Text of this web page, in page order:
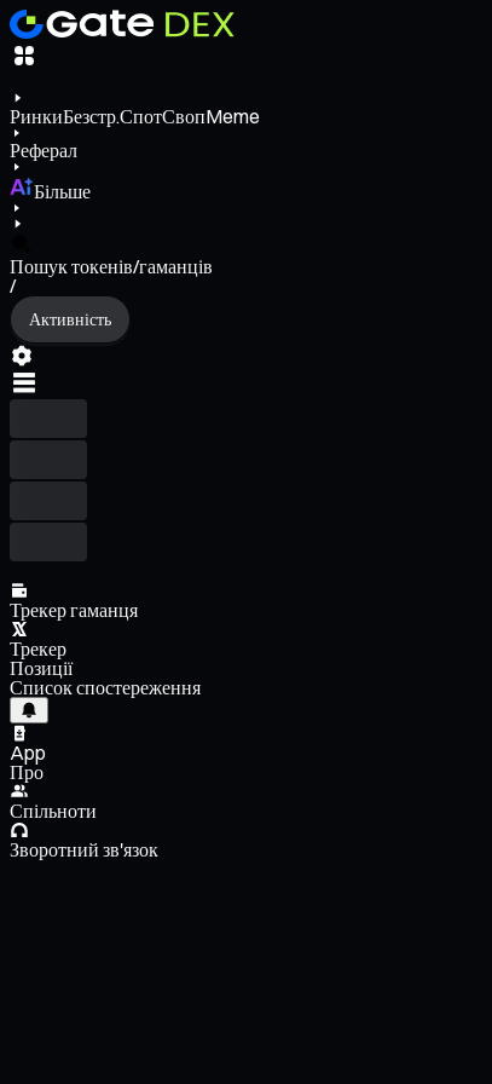
РинкиБезстр.СпотСвопMeme
Реферал
Більше
Пошук токенів/гаманців
/
Активність
Трекер гаманця
Трекер
Позиції
Список спостереження
App
Про
Спільноти
Зворотний зв'язок